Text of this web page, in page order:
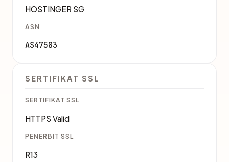
HOSTINGER SG
ASN
AS47583
SERTIFIKAT SSL
SERTIFIKAT SSL
HTTPS Valid
PENERBIT SSL
R13